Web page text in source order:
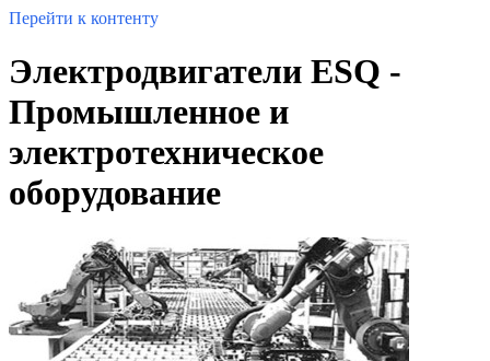
Перейти к контенту
Электродвигатели ESQ -
Промышленное и
электротехническое
оборудование